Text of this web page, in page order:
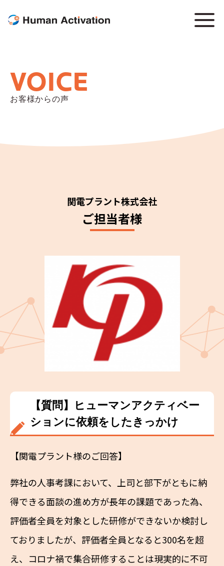
VOICE
お客様からの声
関電プラント株式会社
ご担当者様
【質問】ヒューマンアクティベー
ションに依頼をしたきっかけ
【関電プラント様のご回答】
弊社の人事考課において、上司と部下がともに納
得できる面談の進め方が長年の課題であった為、
評価者全員を対象とした研修ができないか検討し
ておりましたが、評価者全員となると300名を超
え、コロナ禍で集合研修することは現実的に不可